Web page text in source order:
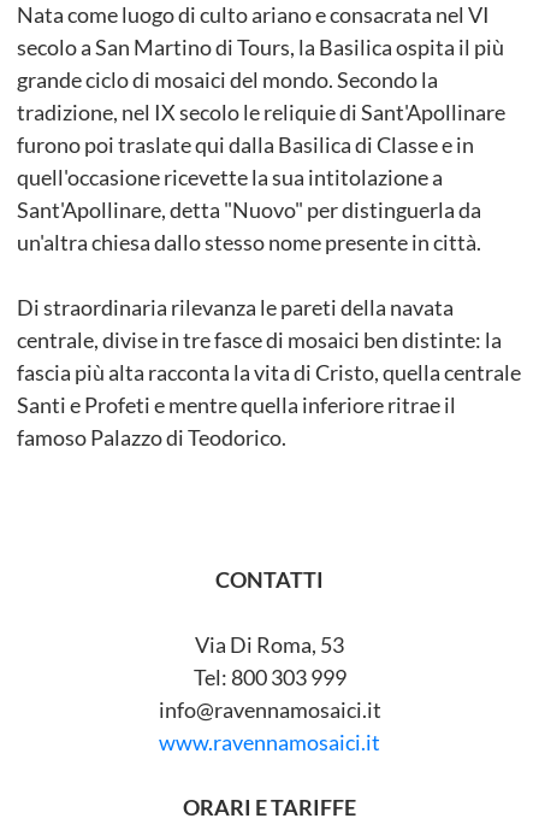
Nata come luogo di culto ariano e consacrata nel VI
secolo a San Martino di Tours, la Basilica ospita il più
grande ciclo di mosaici del mondo. Secondo la
tradizione, nel IX secolo le reliquie di Sant'Apollinare
furono poi traslate qui dalla Basilica di Classe e in
quell'occasione ricevette la sua intitolazione a
Sant'Apollinare, detta "Nuovo" per distinguerla da
un'altra chiesa dallo stesso nome presente in città.
Di straordinaria rilevanza le pareti della navata
centrale, divise in tre fasce di mosaici ben distinte: la
fascia più alta racconta la vita di Cristo, quella centrale
Santi e Profeti e mentre quella inferiore ritrae il
famoso Palazzo di Teodorico.
CONTATTI
Via Di Roma, 53
Tel: 800 303 999
info@ravennamosaici.it
www.ravennamosaici.it
ORARI E TARIFFE